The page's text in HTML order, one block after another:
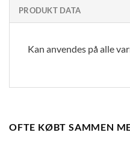
PRODUKT DATA
Kan anvendes på alle
OFTE KØBT SAMMEN